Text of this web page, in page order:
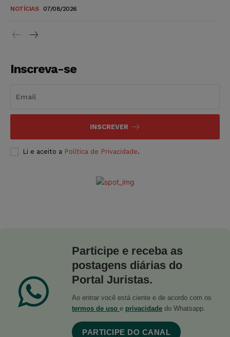
NOTÍCIAS 07/08/2026
Inscreva-se
INSCREVER
Li e aceito a Política de Privacidade.
Participe e receba as
postagens diárias do
Portal Juristas.
Ao entrar você está ciente e de acordo com os
termos de uso e privacidade do Whatsapp.
PARTICIPE DO CANAL